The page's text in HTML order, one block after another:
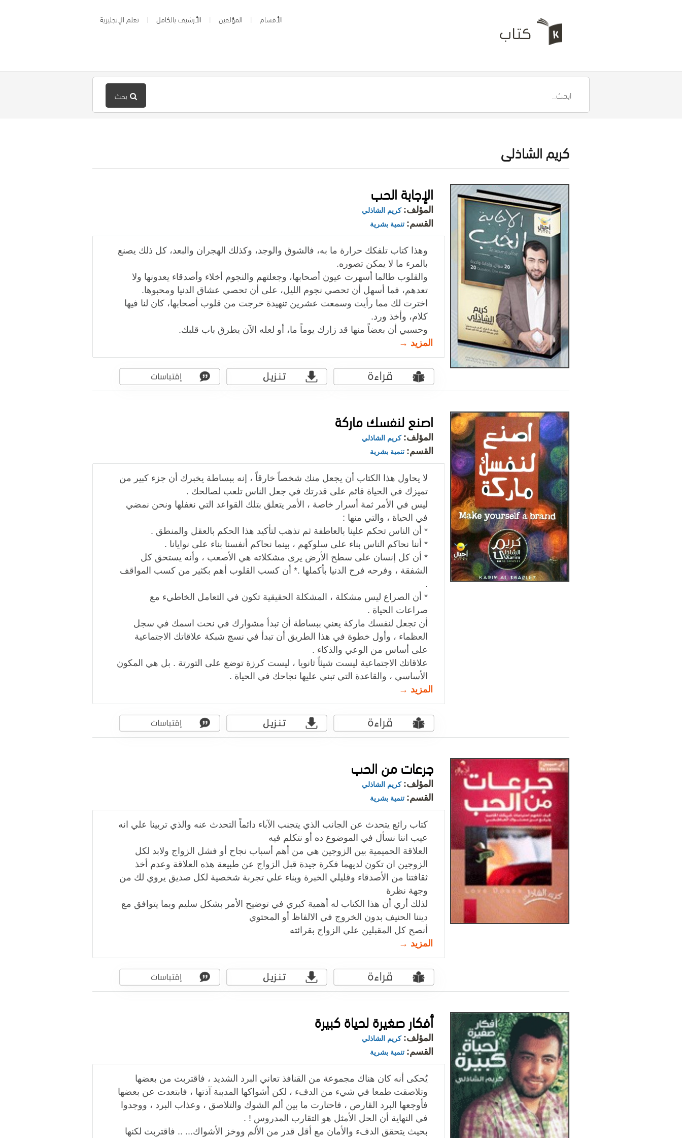
الأقسام المؤلفين الأرشيف بالكامل تعلم الإنجليزية
بحث
كريم الشاذلى
الإجابة الحب
المؤلف: كريم الشاذلي
القسم: تنمية بشرية
وهذا كتاب تلفكك حرارة ما به، فالشوق والوجد، وكذلك الهجران والبعد، كل ذلك يصنع
بالمرء ما لا يمكن تصوره.
والقلوب طالما أسهرت عيون أصحابها، وجعلتهم والنجوم أخلاء وأصدقاء يعدونها ولا
تعدهم، فما أسهل أن تحصي نجوم الليل، على أن تحصي عشاق الدنيا ومحبوها.
اخترت لك مما رأيت وسمعت عشرين تنهيدة خرجت من قلوب أصحابها، كان لنا فيها
كلام، وأخذ ورد.
وحسبي أن بعضاً منها قد زارك يوماً ما، أو لعله الآن يطرق باب قلبك.
المزيد →
اصنع لنفسك ماركة
المؤلف: كريم الشاذلي
القسم: تنمية بشرية
لا يحاول هذا الكتاب أن يجعل منك شخصاً خارقاً ، إنه ببساطة يخبرك أن جزء كبير من
تميزك في الحياة قائم على قدرتك في جعل الناس تلعب لصالحك .
ليس في الأمر ثمة أسرار خاصة ، الأمر يتعلق بتلك القواعد التي نغفلها ونحن نمضي
في الحياة ، والتي منها :
* أن الناس تحكم علينا بالعاطفة ثم تذهب لتأكيد هذا الحكم بالعقل والمنطق .
* أننا نحاكم الناس بناء على سلوكهم ، بينما نحاكم أنفسنا بناء على نوايانا .
* أن كل إنسان على سطح الأرض يرى مشكلاته هي الأصعب ، وأنه يستحق كل
الشفقة ، وفرحه فرح الدنيا بأكملها .* أن كسب القلوب أهم بكثير من كسب المواقف
.
* أن الصراع ليس مشكلة ، المشكلة الحقيقية تكون في التعامل الخاطيء مع
صراعات الحياة .
أن تجعل لنفسك ماركة يعني ببساطة أن تبدأ مشوارك في نحت اسمك في سجل
العظماء ، وأول خطوة في هذا الطريق أن تبدأ في نسج شبكة علاقاتك الاجتماعية
على أساس من الوعي والذكاء .
علاقاتك الاجتماعية ليست شيئاً ثانويا ، ليست كرزة توضع على التورتة . بل هي المكون
الأساسي ، والقاعدة التي تبني عليها نجاحك في الحياة .
المزيد →
جرعات من الحب
المؤلف: كريم الشاذلي
القسم: تنمية بشرية
كتاب رائع يتحدث عن الجانب الذي يتجنب الآباء دائماً التحدث عنه والذي تربينا علي انه
عيب اننا نسأل في الموضوع ده أو نتكلم فيه
العلاقة الحميمية بين الزوجين هي من أهم أسباب نجاح أو فشل الزواج ولابد لكل
الزوجين ان تكون لديهما فكرة جيدة قبل الزواج عن طبيعة هذه العلاقة وعدم أخذ
ثقافتنا من الأصدقاء وقليلي الخبرة وبناء علي تجربة شخصية لكل صديق يروي لك من
وجهة نظرة
لذلك أري أن هذا الكتاب له أهمية كبري في توضيح الأمر بشكل سليم وبما يتوافق مع
ديننا الحنيف بدون الخروج في الالفاظ أو المحتوي
أنصح كل المقبلين علي الزواج بقرائته
المزيد →
أفكار صغيرة لحياة كبيرة
المؤلف: كريم الشاذلي
القسم: تنمية بشرية
يُحكى أنه كان هناك مجموعة من القنافذ تعاني البرد الشديد ، فاقتربت من بعضها
وتلاصقت طمعا في شيء من الدفء ، لكن أشواكها المدببة آذتها ، فابتعدت عن بعضها
فأوجعها البرد القارص ، فاحتارت ما بين ألم الشوك والتلاصق ، وعذاب البرد ، ووجدوا
في النهاية أن الحل الأمثل هو التقارب المدروس ! .
بحيث يتحقق الدفء والأمان مع أقل قدر من الألم ووخز الأشواك... .. فاقتربت لكنها